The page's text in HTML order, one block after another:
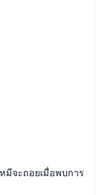
จะถอยเมื่อพบการ